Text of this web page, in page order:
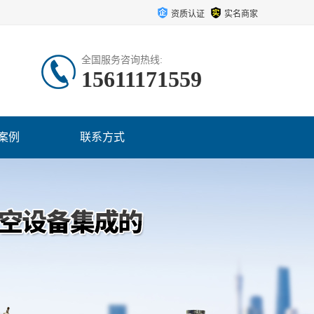
资质认证 实名商家
全国服务咨询热线:
15611171559
例 联系方式